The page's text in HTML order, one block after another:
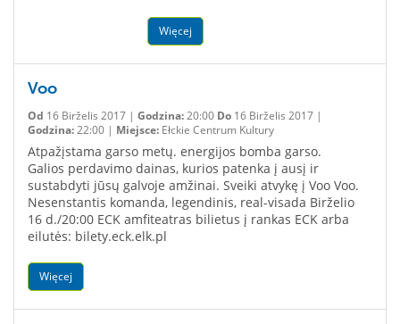
Więcej
Voo
Od 16 Birželis 2017 | Godzina:20:00 Do 16 Birželis 2017 |
Godzina:22:00 | Miejsce: Ełckie Centrum Kultury
Atpažįstama garso metų. energijos bomba garso.
Galios perdavimo dainas, kurios patenka į ausį ir
sustabdyti jūsų galvoje amžinai. Sveiki atvykę į Voo Voo.
Nesenstantis komanda, legendinis, real-visada Birželio
16 d./20:00 ECK amfiteatras bilietus į rankas ECK arba
eilutės: bilety.eck.elk.pl
Więcej